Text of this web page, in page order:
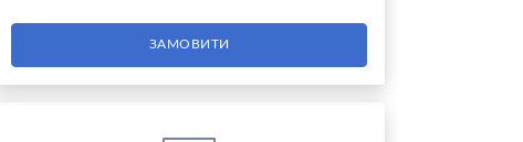
ЗАМОВИТИ